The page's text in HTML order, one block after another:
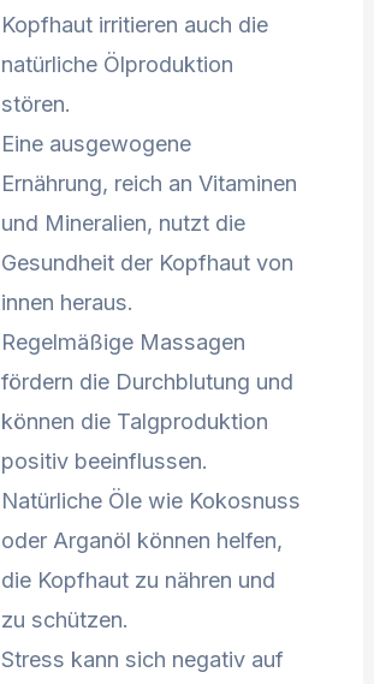
Kopfhaut irritieren auch die
natürliche Ölproduktion
stören.
Eine ausgewogene
Ernährung, reich an Vitaminen
und Mineralien, nutzt die
Gesundheit der Kopfhaut von
innen heraus.
Regelmäßige Massagen
fördern die Durchblutung und
können die Talgproduktion
positiv beeinflussen.
Natürliche Öle wie Kokosnuss
oder Arganöl können helfen,
die Kopfhaut zu nähren und
zu schützen.
Stress kann sich negativ auf